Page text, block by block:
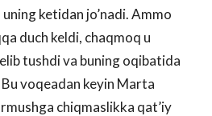
ketidan jo’nadi. Ammo
duch keldi, chaqmoq u
tushdi va buning oqibatida
voqeadan keyin Marta
chiqmaslikka qat’iy